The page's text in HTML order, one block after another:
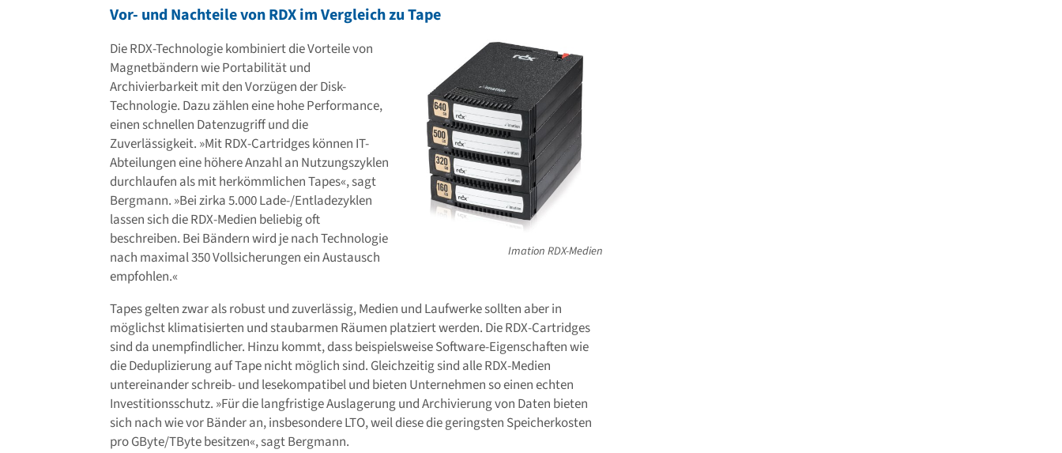
Vor- und Nachteile von RDX im Vergleich zu Tape
Imation RDX-Medien
Die RDX-Technologie kombiniert die Vorteile von
Magnetbändern wie Portabilität und
Archivierbarkeit mit den Vorzügen der Disk-
Technologie. Dazu zählen eine hohe Performance,
einen schnellen Datenzugriff und die
Zuverlässigkeit. »Mit RDX-Cartridges können IT-
Abteilungen eine höhere Anzahl an Nutzungszyklen
durchlaufen als mit herkömmlichen Tapes«, sagt
Bergmann. »Bei zirka 5.000 Lade-/Entladezyklen
lassen sich die RDX-Medien beliebig oft
beschreiben. Bei Bändern wird je nach Technologie
nach maximal 350 Vollsicherungen ein Austausch
empfohlen.«
Tapes gelten zwar als robust und zuverlässig, Medien und Laufwerke sollten aber in
möglichst klimatisierten und staubarmen Räumen platziert werden. Die RDX-Cartridges
sind da unempfindlicher. Hinzu kommt, dass beispielsweise Software-Eigenschaften wie
die Deduplizierung auf Tape nicht möglich sind. Gleichzeitig sind alle RDX-Medien
untereinander schreib- und lesekompatibel und bieten Unternehmen so einen echten
Investitionsschutz. »Für die langfristige Auslagerung und Archivierung von Daten bieten
sich nach wie vor Bänder an, insbesondere LTO, weil diese die geringsten Speicherkosten
pro GByte/TByte besitzen«, sagt Bergmann.